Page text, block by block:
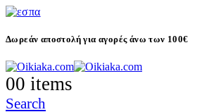
Δωρεάν αποστολή για αγορές άνω των 100€
00 items
Search